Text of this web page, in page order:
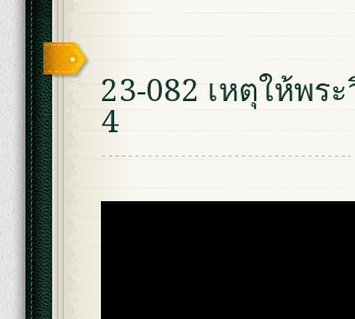
23-082 เหตุให้พร
4